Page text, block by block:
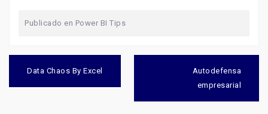
Publicado en Power BI Tips
Data Chaos By Excel
Autodefensa
empresarial